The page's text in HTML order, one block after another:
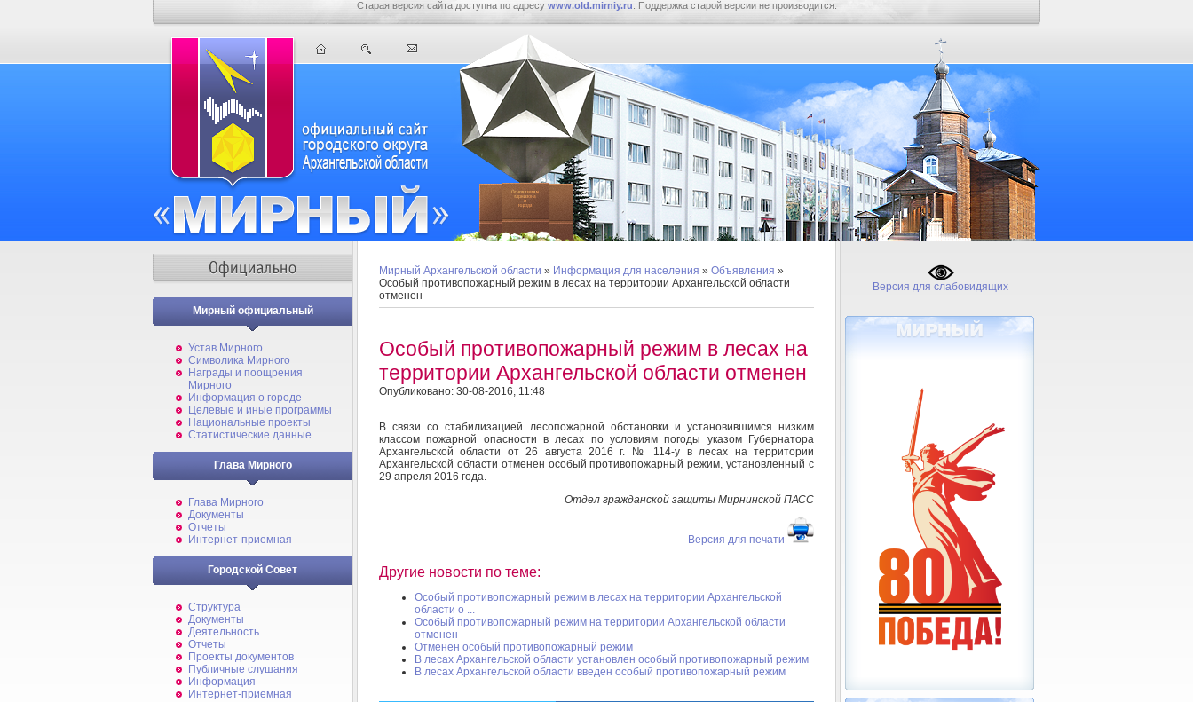
Старая версия сайта доступна по адресу www.old.mirniy.ru . Поддержка старой версии не производится.
Мирный официальный
Устав Мирного
Символика Мирного
Награды и поощрения
Мирного
Информация о городе
Целевые и иные программы
Национальные проекты
Статистические данные
Глава Мирного
Глава Мирного
Документы
Отчеты
Интернет-приемная
Городской Совет
Структура
Документы
Деятельность
Отчеты
Проекты документов
Публичные слушания
Информация
Интернет-приемная
Мирный Архангельской области » Информация для населения » Объявления »
Особый противопожарный режим в лесах на территории Архангельской области
отменен
Особый противопожарный режим в лесах на
территории Архангельской области отменен
Опубликовано: 30-08-2016, 11:48
В связи со стабилизацией лесопожарной обстановки и установившимся низким
классом пожарной опасности в лесах по условиям погоды указом Губернатора
Архангельской области от 26 августа 2016 г. № 114-у в лесах на территории
Архангельской области отменен особый противопожарный режим, установленный с
29 апреля 2016 года.
Отдел гражданской защиты Мирнинской ПАСС
Версия для печати
Другие новости по теме:
Особый противопожарный режим в лесах на территории Архангельской
области о ...
Особый противопожарный режим на территории Архангельской области
отменен
Отменен особый противопожарный режим
В лесах Архангельской области установлен особый противопожарный режим
В лесах Архангельской области введен особый противопожарный режим
Версия для слабовидящих